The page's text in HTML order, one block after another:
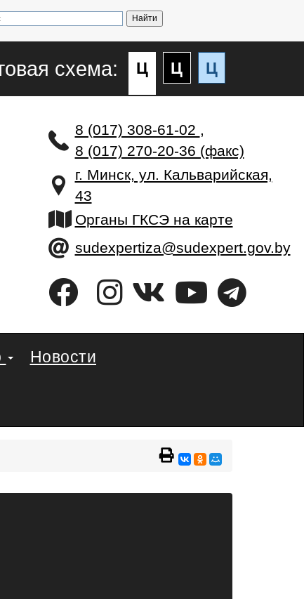
схема: Ц Ц Ц
8 (017) 308-61-02 ,
8 (017) 270-20-36 (факс)
г. Минск, ул. Кальварийская,
43
Органы ГКСЭ на карте
sudexpertiza@sudexpert.gov.by
Новости